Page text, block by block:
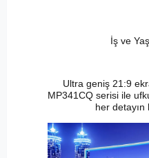
İş ve
Ultra geniş 21:9
MP341CQ serisi ile
her detayın